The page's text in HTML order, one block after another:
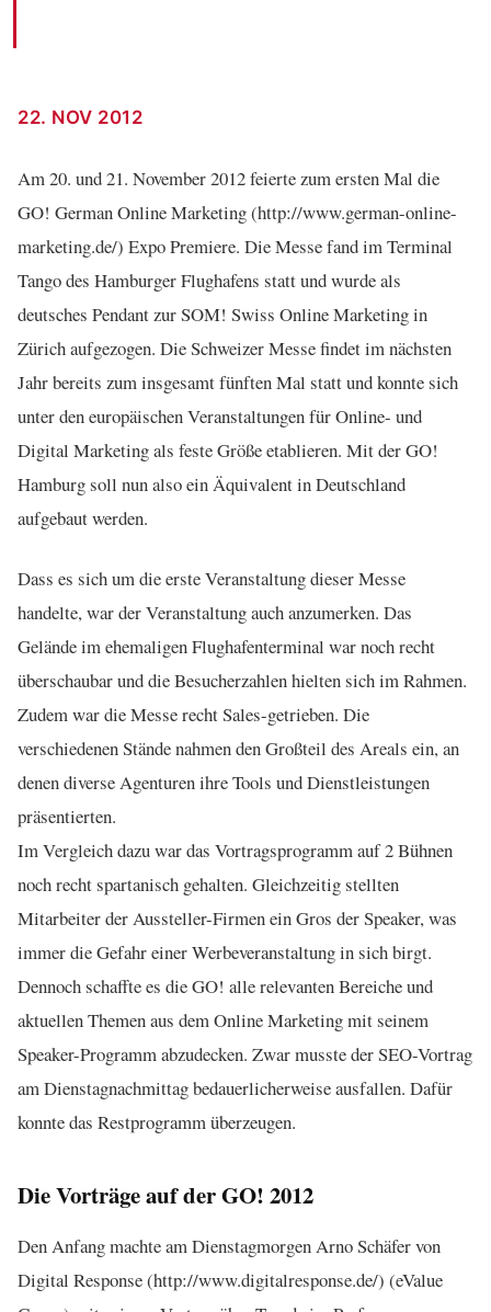
22. NOV 2012
Am 20. und 21. November 2012 feierte zum ersten Mal die
GO! German Online Marketing (http://www.german-online-
marketing.de/) Expo Premiere. Die Messe fand im Terminal
Tango des Hamburger Flughafens statt und wurde als
deutsches Pendant zur SOM! Swiss Online Marketing in
Zürich aufgezogen. Die Schweizer Messe findet im nächsten
Jahr bereits zum insgesamt fünften Mal statt und konnte sich
unter den europäischen Veranstaltungen für Online- und
Digital Marketing als feste Größe etablieren. Mit der GO!
Hamburg soll nun also ein Äquivalent in Deutschland
aufgebaut werden.
Dass es sich um die erste Veranstaltung dieser Messe
handelte, war der Veranstaltung auch anzumerken. Das
Gelände im ehemaligen Flughafenterminal war noch recht
überschaubar und die Besucherzahlen hielten sich im Rahmen.
Zudem war die Messe recht Sales-getrieben. Die
verschiedenen Stände nahmen den Großteil des Areals ein, an
denen diverse Agenturen ihre Tools und Dienstleistungen
präsentierten.
Im Vergleich dazu war das Vortragsprogramm auf 2 Bühnen
noch recht spartanisch gehalten. Gleichzeitig stellten
Mitarbeiter der Aussteller-Firmen ein Gros der Speaker, was
immer die Gefahr einer Werbeveranstaltung in sich birgt.
Dennoch schaffte es die GO! alle relevanten Bereiche und
aktuellen Themen aus dem Online Marketing mit seinem
Speaker-Programm abzudecken. Zwar musste der SEO-Vortrag
am Dienstagnachmittag bedauerlicherweise ausfallen. Dafür
konnte das Restprogramm überzeugen.
Die Vorträge auf der GO! 2012
Den Anfang machte am Dienstagmorgen Arno Schäfer von
Digital Response (http://www.digitalresponse.de/) (eValue